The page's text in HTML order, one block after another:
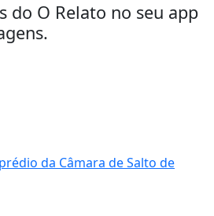
do O Relato no seu app